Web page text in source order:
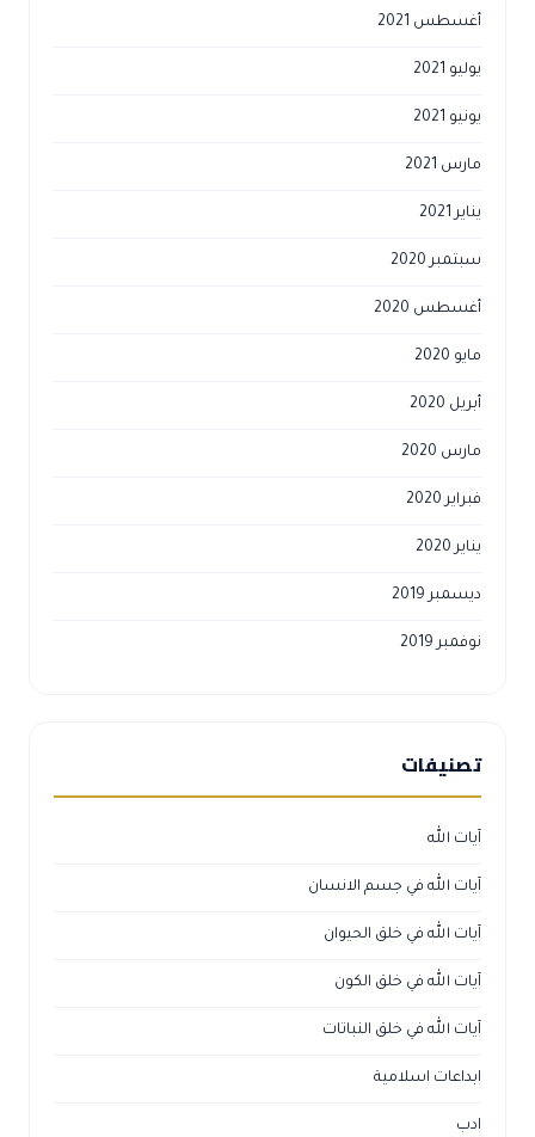
أغسطس 2021
يوليو 2021
يونيو 2021
مارس 2021
يناير 2021
سبتمبر 2020
أغسطس 2020
مايو 2020
أبريل 2020
مارس 2020
فبراير 2020
يناير 2020
ديسمبر 2019
نوفمبر 2019
تصنيفات
آيات الله
آيات الله في جسم الانسان
آيات الله في خلق الحيوان
آيات الله في خلق الكون
آيات الله في خلق النباتات
ابداعات اسلامية
ادب